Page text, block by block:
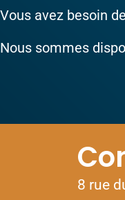
Vous avez besoin
Nous sommes
8 rue